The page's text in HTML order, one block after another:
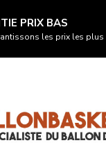
PRIX BAS
les prix les